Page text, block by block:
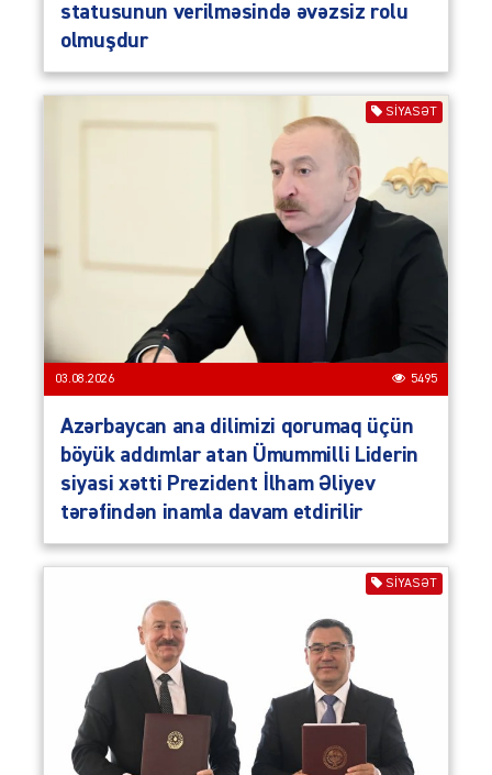
statusunun verilməsində əvəzsiz rolu
olmuşdur
SIYASƏT
03.08.2026 5495
Azərbaycan ana dilimizi qorumaq üçün
böyük addımlar atan Ümummilli Liderin
siyasi xətti Prezident İlham Əliyev
tərəfindən inamla davam etdirilir
SIYASƏT